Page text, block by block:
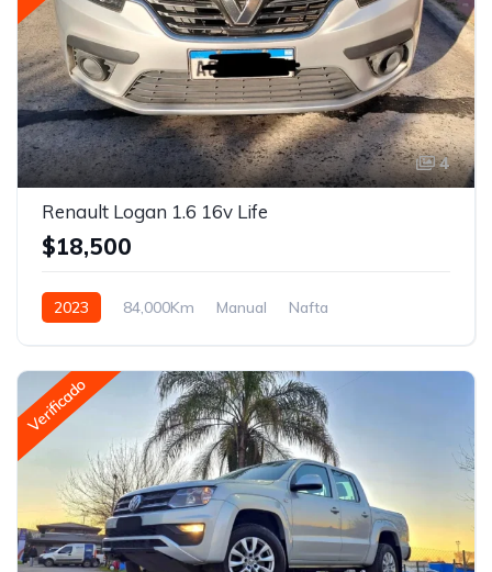
4
Renault Logan 1.6 16v Life
$18,500
2023 84,000Km Manual
Nafta
Verificado